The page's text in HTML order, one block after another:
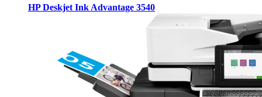
HP Deskjet Ink Advantage 3540